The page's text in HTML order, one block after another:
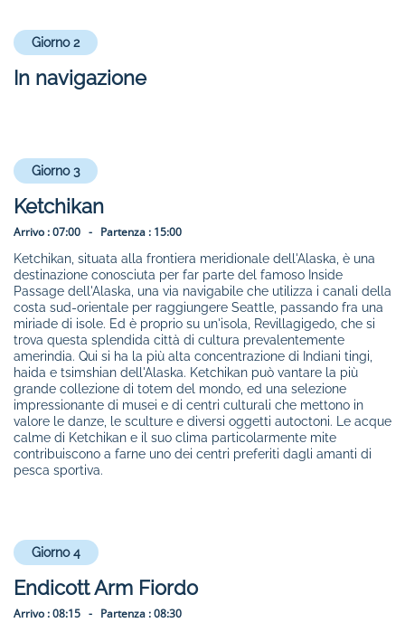
Giorno 2
In navigazione
Giorno 3
Ketchikan
Arrivo :07:00 - Partenza : 15:00
Ketchikan, situata alla frontiera meridionale dell'Alaska, è una
destinazione conosciuta per far parte del famoso Inside
Passage dell'Alaska, una via navigabile che utilizza i canali della
costa sud-orientale per raggiungere Seattle, passando fra una
miriade di isole. Ed è proprio su un'isola, Revillagigedo, che si
trova questa splendida città di cultura prevalentemente
amerindia. Qui si ha la più alta concentrazione di Indiani tingi,
haida e tsimshian dell'Alaska. Ketchikan può vantare la più
grande collezione di totem del mondo, ed una selezione
impressionante di musei e di centri culturali che mettono in
valore le danze, le sculture e diversi oggetti autoctoni. Le acque
calme di Ketchikan e il suo clima particolarmente mite
contribuiscono a farne uno dei centri preferiti dagli amanti di
pesca sportiva.
Giorno 4
Endicott Arm Fiordo
Arrivo :08:15 - Partenza :08:30